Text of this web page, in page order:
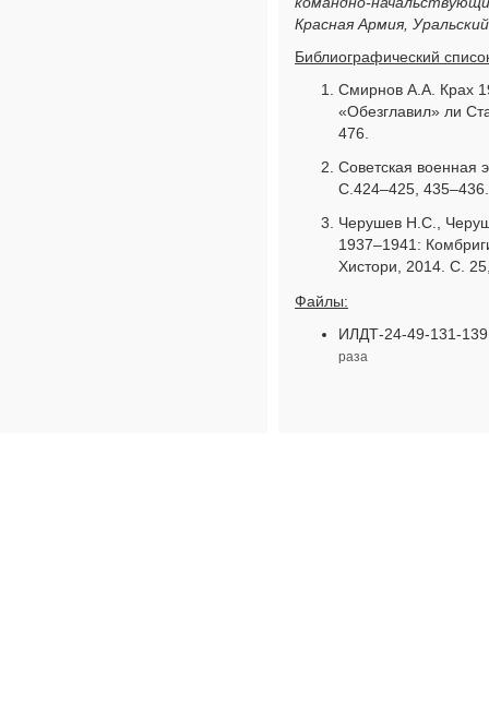
Красная Армия,
Библиографический
Смирнов А.А. Крах
«Обезглавил» ли
476.
Советская военная
С.424–425, 435–436.
Черушев Н.С.,
1937–1941:
Хистори, 2014. С.
Файлы:
ИЛДТ-24-49-131-
раза